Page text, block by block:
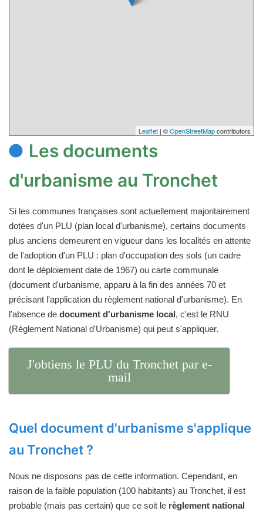
Leaflet | ©OpenStreetMapcontributors
Les documents
d'urbanisme au Tronchet
Si les communes françaises sont actuellement majoritairement
dotées d'un PLU (plan local d'urbanisme), certains documents
plus anciens demeurent en vigueur dans les localités en attente
de l'adoption d'un PLU : plan d'occupation des sols (un cadre
dont le déploiement date de 1967) ou carte communale
(document d'urbanisme, apparu à la fin des années 70 et
précisant l'application du règlement national d'urbanisme). En
l'absence de document d'urbanisme local, c'est le RNU
(Règlement National d'Urbanisme) qui peut s'appliquer.
J'obtiens le PLU du Tronchet par e-
mail
Quel document d'urbanisme s'applique
au Tronchet ?
Nous ne disposons pas de cette information. Cependant, en
raison de la faible population (100 habitants) au Tronchet, il est
probable (mais pas certain) que ce soit le règlement national